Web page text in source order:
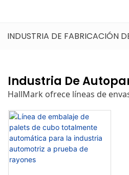
INDUSTRIA DE FABRICACIÓN
Industria De
HallMark ofrece líneas de